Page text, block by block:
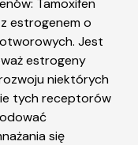
Tamoxifen
estrogenem o
Jest
estrogeny
niektórych
tych receptorów
się